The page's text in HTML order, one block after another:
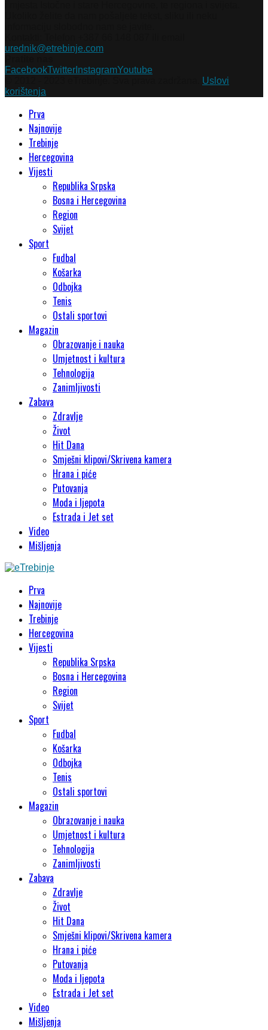
urednik@etrebinje.com
FacebookTwitter InstagramYoutube
Uslovi
korištenja
Prva
Najnovije
Trebinje
Hercegovina
Vijesti
Republika Srpska
Bosna i Hercegovina
Region
Svijet
Sport
Fudbal
Košarka
Odbojka
Tenis
Ostali sportovi
Magazin
Obrazovanje i nauka
Umjetnost i kultura
Tehnologija
Zanimljivosti
Zabava
Zdravlje
Život
Hit Dana
Smješni klipovi/Skrivena kamera
Hrana i piće
Putovanja
Moda i ljepota
Estrada i Jet set
Video
Mišljenja
Prva
Najnovije
Trebinje
Hercegovina
Vijesti
Republika Srpska
Bosna i Hercegovina
Region
Svijet
Sport
Fudbal
Košarka
Odbojka
Tenis
Ostali sportovi
Magazin
Obrazovanje i nauka
Umjetnost i kultura
Tehnologija
Zanimljivosti
Zabava
Zdravlje
Život
Hit Dana
Smješni klipovi/Skrivena kamera
Hrana i piće
Putovanja
Moda i ljepota
Estrada i Jet set
Video
Mišljenja